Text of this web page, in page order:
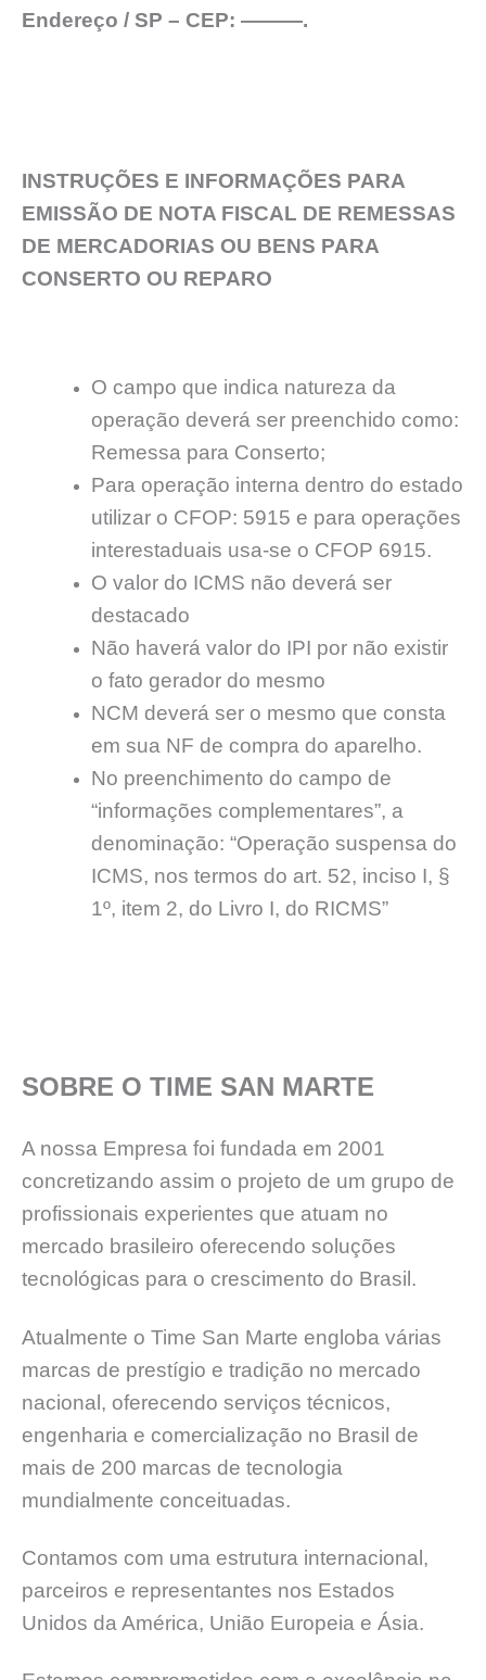
Endereço / SP – CEP: ———.
INSTRUÇÕES E INFORMAÇÕES PARA
EMISSÃO DE NOTA FISCAL DE REMESSAS
DE MERCADORIAS OU BENS PARA
CONSERTO OU REPARO
O campo que indica natureza da
operação deverá ser preenchido como:
Remessa para Conserto;
Para operação interna dentro do estado
utilizar o CFOP: 5915 e para operações
interestaduais usa-se o CFOP 6915.
O valor do ICMS não deverá ser
destacado
Não haverá valor do IPI por não existir
o fato gerador do mesmo
NCM deverá ser o mesmo que consta
em sua NF de compra do aparelho.
No preenchimento do campo de
“informações complementares”, a
denominação: “Operação suspensa do
ICMS, nos termos do art. 52, inciso I, §
1º, item 2, do Livro I, do RICMS”
SOBRE O TIME SAN MARTE
A nossa Empresa foi fundada em 2001
concretizando assim o projeto de um grupo de
profissionais experientes que atuam no
mercado brasileiro oferecendo soluções
tecnológicas para o crescimento do Brasil.
Atualmente o Time San Marte engloba várias
marcas de prestígio e tradição no mercado
nacional, oferecendo serviços técnicos,
engenharia e comercialização no Brasil de
mais de 200 marcas de tecnologia
mundialmente conceituadas.
Contamos com uma estrutura internacional,
parceiros e representantes nos Estados
Unidos da América, União Europeia e Ásia.